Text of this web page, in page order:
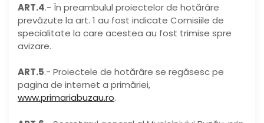
ART.4.- În preambulul proiectelor de hotărâre
prevăzute la art. 1 au fost indicate Comisiile de
specialitate la care acestea au fost trimise spre
avizare.
ART.5.- Proiectele de hotărâre se regăsesc pe
pagina de internet a primăriei,
www.primariabuzau.ro.